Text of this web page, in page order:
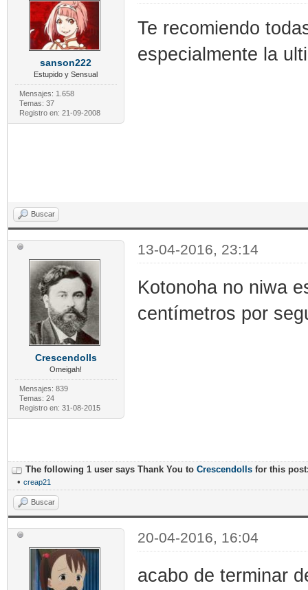
sanson222
Estupido y Sensual
Mensajes: 1.658
Temas: 37
Registro en: 21-09-2008
Te recomiendo
especialmente la
Buscar
Crescendolls
Omeigah!
Mensajes: 839
Temas: 24
Registro en: 31-08-2015
13-04-2016, 23:14
Kotonoha no niwa
centímetros por
The following 1 user says Thank You to Crescendolls for this
• creap21
Buscar
20-04-2016, 16:04
acabo de terminar